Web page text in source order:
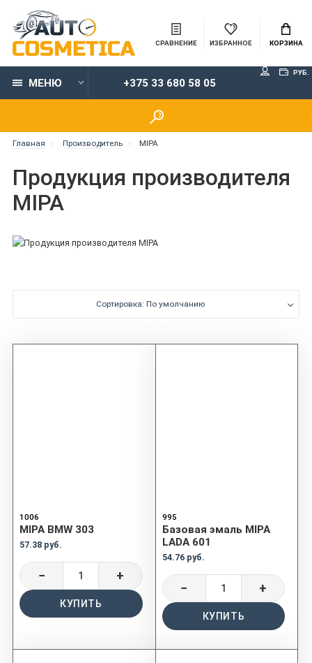
СРАВНЕНИЕ ИЗБРАННОЕ КОРЗИНА
МЕНЮ +375 33 680 58 05
РУБ.
Главная Производитель MIPA
Продукция производителя
MIPA
Сортировка: По умолчанию
1006
MIPA BMW 303
57.38 руб.
− +
КУПИТЬ
995
Базовая эмаль MIPA
LADA 601
54.76 руб.
− +
КУПИТЬ